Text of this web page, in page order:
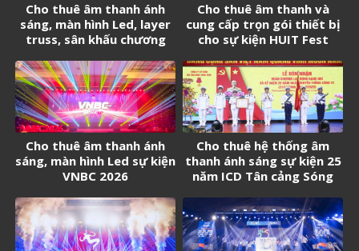
Cho thuê âm thanh ánh
sáng, màn hình Led, layer
truss, sân khấu chương
chào mừng thành lập
Phường Long Thành
Cho thuê âm thanh và
cung cấp trọn gói thiết bị
cho sự kiện HUIT Fest
Cho thuê âm thanh ánh
sáng, màn hình Led sự kiện
VNBC 2026
Cho thuê hệ thống âm
thanh ánh sáng sự kiện 25
năm ICD Tân cảng Sóng